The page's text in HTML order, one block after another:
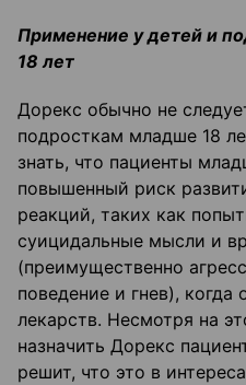
Применение у детей и
18 лет
Дорекс обычно не
подросткам младше 18
знать, что пациенты
повышенный риск
реакций, таких как
суицидальные мысли и
(преимущественно
поведение и гнев),
лекарств. Несмотря на
назначить Дорекс
решит, что это в